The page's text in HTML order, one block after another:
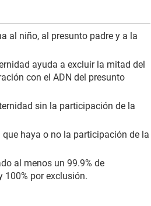
al niño, al presunto padre y a la
ayuda a excluir la mitad del
con el ADN del presunto
sin la participación de la
haya o no la participación de la
al menos un 99.9% de
100% por exclusión.